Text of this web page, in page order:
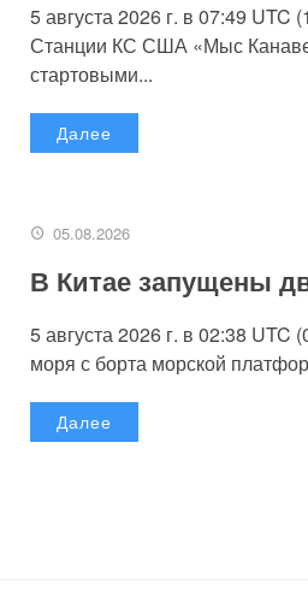
5 августа 2026 г. в 07:49 UTC
Станции КС США «Мыс
стартовыми...
Далее
05.08.2026
В Китае запущены
5 августа 2026 г. в 02:38 UTC
моря с борта морской
Далее